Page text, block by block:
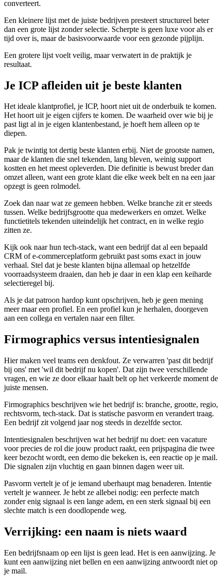
converteert.
Een kleinere lijst met de juiste bedrijven presteert structureel beter
dan een grote lijst zonder selectie. Scherpte is geen luxe voor als er
tijd over is, maar de basisvoorwaarde voor een gezonde pijplijn.
Een grotere lijst voelt veilig, maar verwatert in de praktijk je
resultaat.
Je ICP afleiden uit je beste klanten
Het ideale klantprofiel, je ICP, hoort niet uit de onderbuik te komen.
Het hoort uit je eigen cijfers te komen. De waarheid over wie bij je
past ligt al in je eigen klantenbestand, je hoeft hem alleen op te
diepen.
Pak je twintig tot dertig beste klanten erbij. Niet de grootste namen,
maar de klanten die snel tekenden, lang bleven, weinig support
kostten en het meest opleverden. Die definitie is bewust breder dan
omzet alleen, want een grote klant die elke week belt en na een jaar
opzegt is geen rolmodel.
Zoek dan naar wat ze gemeen hebben. Welke branche zit er steeds
tussen. Welke bedrijfsgrootte qua medewerkers en omzet. Welke
functietitels tekenden uiteindelijk het contract, en in welke regio
zitten ze.
Kijk ook naar hun tech-stack, want een bedrijf dat al een bepaald
CRM of e-commerceplatform gebruikt past soms exact in jouw
verhaal. Stel dat je beste klanten bijna allemaal op hetzelfde
voorraadsysteem draaien, dan heb je daar in een klap een keiharde
selectieregel bij.
Als je dat patroon hardop kunt opschrijven, heb je geen mening
meer maar een profiel. En een profiel kun je herhalen, doorgeven
aan een collega en vertalen naar een filter.
Firmographics versus intentiesignalen
Hier maken veel teams een denkfout. Ze verwarren 'past dit bedrijf
bij ons' met 'wil dit bedrijf nu kopen'. Dat zijn twee verschillende
vragen, en wie ze door elkaar haalt belt op het verkeerde moment de
juiste mensen.
Firmographics beschrijven wie het bedrijf is: branche, grootte, regio,
rechtsvorm, tech-stack. Dat is statische pasvorm en verandert traag.
Een bedrijf zit volgend jaar nog steeds in dezelfde sector.
Intentiesignalen beschrijven wat het bedrijf nu doet: een vacature
voor precies de rol die jouw product raakt, een prijspagina die twee
keer bezocht wordt, een demo die bekeken is, een reactie op je mail.
Die signalen zijn vluchtig en gaan binnen dagen weer uit.
Pasvorm vertelt je of je iemand uberhaupt mag benaderen. Intentie
vertelt je wanneer. Je hebt ze allebei nodig: een perfecte match
zonder enig signaal is een lange adem, en een sterk signaal bij een
slechte match is een doodlopende weg.
Verrijking: een naam is niets waard
Een bedrijfsnaam op een lijst is geen lead. Het is een aanwijzing. Je
kunt een aanwijzing niet bellen en een aanwijzing antwoordt niet op
je mail.